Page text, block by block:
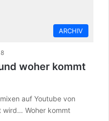
ARCHIV
woher kommt
auf Youtube von
wird… Woher kommt